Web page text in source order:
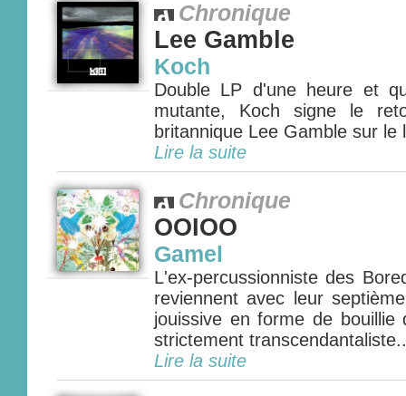
Chronique
Lee Gamble
Koch
Double LP d'une heure et
mutante, Koch signe le
britannique Lee Gamble sur le
Lire la suite
Chronique
OOIOO
Gamel
L'ex-percussionniste des
reviennent avec leur
jouissive en forme de bouillie
strictement
Lire la suite